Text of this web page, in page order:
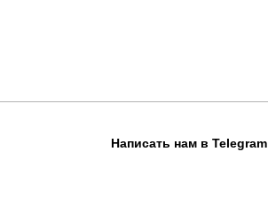
Написать нам в Telegram